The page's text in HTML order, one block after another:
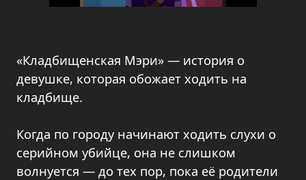
«Кладбищенская Мэри» — история о
девушке, которая обожает ходить на
кладбище.
Когда по городу начинают ходить слухи о
серийном убийце, она не слишком
волнуется — до тех пор, пока её родители